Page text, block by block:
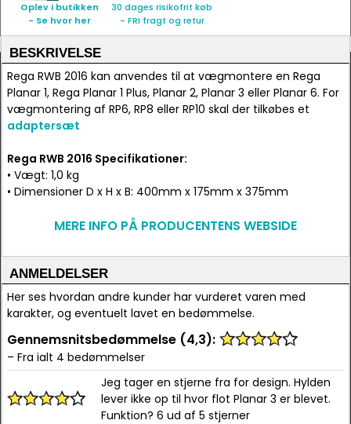
Oplev i butikken
- Se hvor her
30 dages risikofrit køb
- FRI fragt og retur
BESKRIVELSE
Rega RWB 2016 kan anvendes til at vægmontere en Rega
Planar 1, Rega Planar 1 Plus, Planar 2, Planar 3 eller Planar 6. For
vægmontering af RP6, RP8 eller RP10 skal der tilkøbes et
adaptersæt
Rega RWB 2016 Specifikationer:
• Vægt: 1,0 kg
• Dimensioner D x H x B: 400mm x 175mm x 375mm
MERE INFO PÅ PRODUCENTENS WEBSIDE
ANMELDELSER
Her ses hvordan andre kunder har vurderet varen med
karakter, og eventuelt lavet en bedømmelse.
Gennemsnitsbedømmelse (4,3):
– Fra ialt 4 bedømmelser
Jeg tager en stjerne fra for design. Hylden
lever ikke op til hvor flot Planar 3 er blevet.
Funktion? 6 ud af 5 stjerner